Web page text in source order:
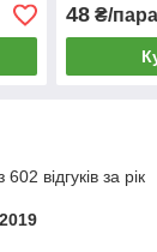
48₴/пара
відгуків за рік